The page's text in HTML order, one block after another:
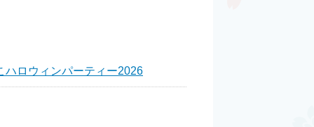
ロウィンパーティー2026